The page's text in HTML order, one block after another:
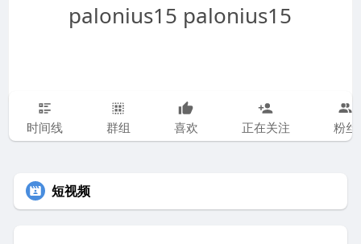
palonius15 palonius15
时间线 群组 喜欢 正在关注 粉丝
短视频